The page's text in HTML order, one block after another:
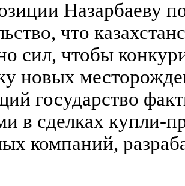
Назарбаеву
что
сил, чтобы
новых
государство
в сделках купли-
компаний,